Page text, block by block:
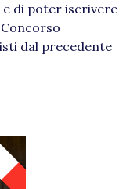
di poter iscrivere
dal precedente